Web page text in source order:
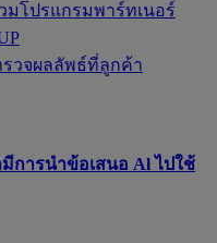
มโปรแกรมพาร์ทเนอร์
รวจผลลัพธ์ที่ลูกค้า
มีการนำข้อเสนอ Al ไปใช้